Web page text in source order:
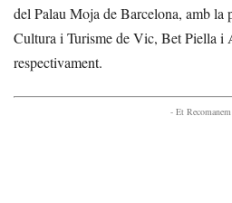
del Palau Moja de Barcelona, amb la
Cultura i Turisme de Vic, Bet Piella i
respectivament.
- Et